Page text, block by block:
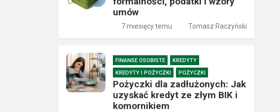
umów
7 miesięcy temu Tomasz Raczyński
FINANSE OSOBISTE
KREDYTY
KREDYTY I POŻYCZKI
POŻYCZKI
Pożyczki dla zadłużonych: Jak
uzyskać kredyt ze złym BIK i
komornikiem